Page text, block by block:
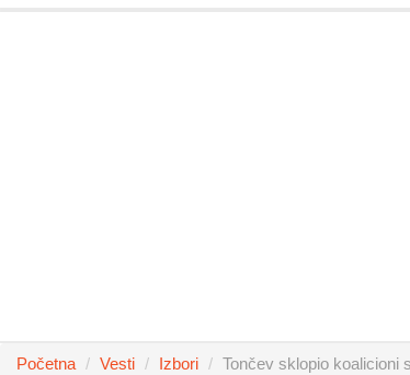
Početna Vesti Izbori Tončev sklopio koalicioni